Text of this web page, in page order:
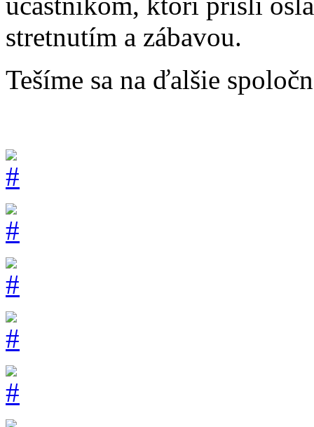
stretnutím a zábavou.
Tešíme sa na ďalšie